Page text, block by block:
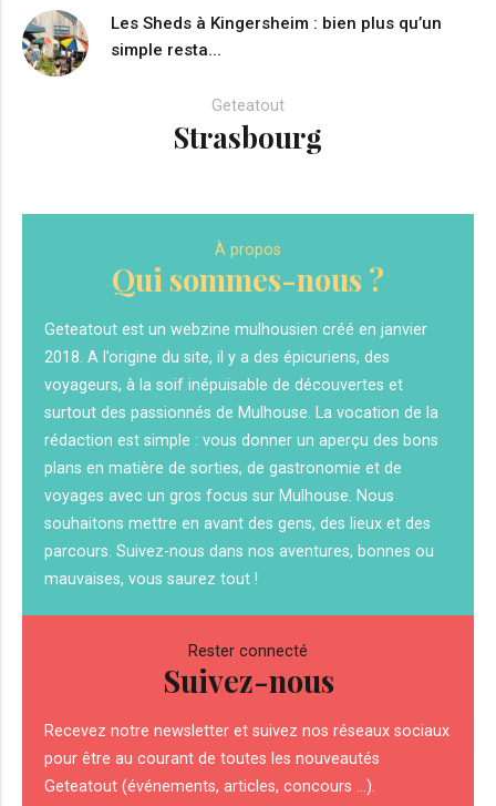
Les Sheds à Kingersheim : bien plus qu’un
simple resta...
Geteatout
Strasbourg
À propos
Qui sommes-nous ?
Geteatout est un webzine mulhousien créé en janvier
2018. A l’origine du site, il y a des épicuriens, des
voyageurs, à la soif inépuisable de découvertes et
surtout des passionnés de Mulhouse. La vocation de la
rédaction est simple : vous donner un aperçu des bons
plans en matière de sorties, de gastronomie et de
voyages avec un gros focus sur Mulhouse. Nous
souhaitons mettre en avant des gens, des lieux et des
parcours. Suivez-nous dans nos aventures, bonnes ou
mauvaises, vous saurez tout !
Rester connecté
Suivez-nous
Recevez notre newsletter et suivez nos réseaux sociaux
pour être au courant de toutes les nouveautés
Geteatout (événements, articles, concours ...).